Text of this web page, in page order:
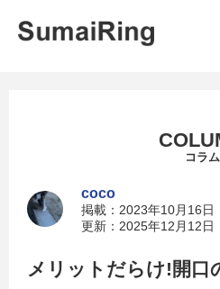
コラム
coco
掲載：2023年10月16日
更新：2025年12月12日
メリットだらけ!開口